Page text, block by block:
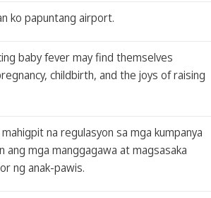
ko papuntang airport.
baby fever may find themselves
childbirth, and the joys of raising
na regulasyon sa mga kumpanya
ang mga manggagawa at magsasaka
ng anak-pawis.